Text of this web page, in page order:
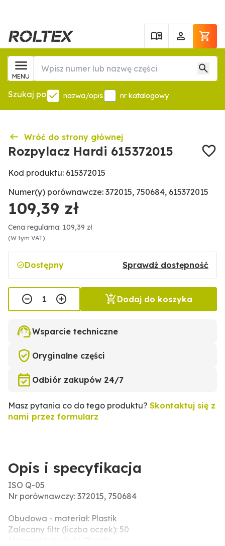
MENU
Szukaj po nazwa/opis nr katalogowy
Wróć do strony głównej
Rozpylacz Hardi 615372015
Kod produktu: 615372015
Numer(y) porównawcze: 372015, 750684, 615372015
109,39 zł
Cena regularna: 109,39 zł
(W tym VAT)
Dostępny Sprawdź dostępność
Dodaj do koszyka
Wsparcie techniczne
Oryginalne części
Odbiór zakupów 24/7
Masz pytania co do tego produktu? Skontaktuj się z
nami przez formularz
Opis i specyfikacja
ISO Q-05
Nr porównawczy: 372015, 750684
Obudowa - materiał: Plastik
Zalecany filtr (liczba oczek): 50